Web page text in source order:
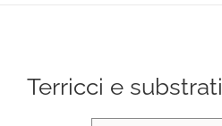
SHOP ONLINE
Terricci e substrati